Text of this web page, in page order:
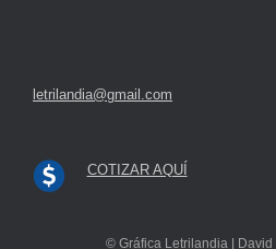
letrilandia@gmail.com
COTIZAR AQUÍ
© Gráfica Letrilandia | David